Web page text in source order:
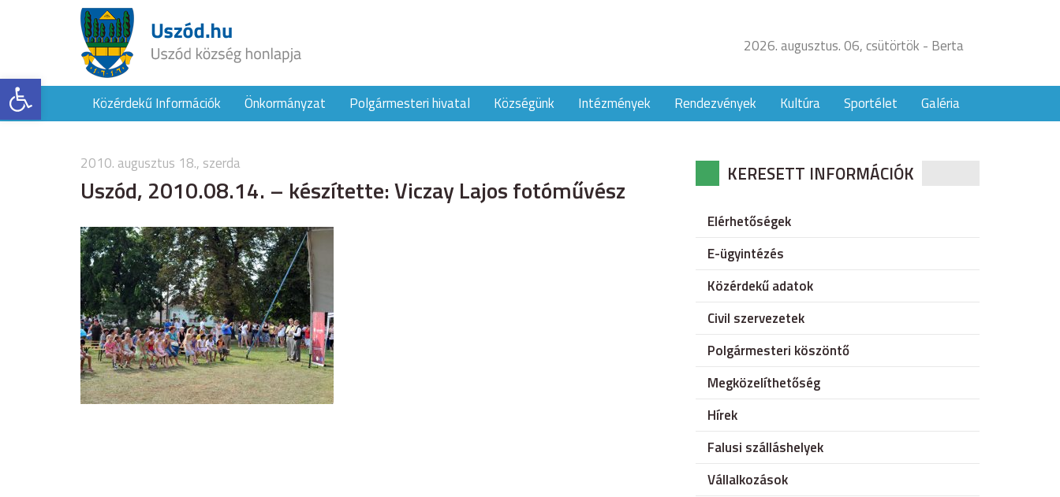
Eszköztár megnyitása
2026. augusztus. 06, csütörtök - Berta
Közérdekű Információk Önkormányzat Polgármesteri hivatal Községünk Intézmények Rendezvények Kultúra Sportélet Galéria
2010. augusztus 18., szerda
Uszód, 2010.08.14. – készítette: Viczay Lajos fotóművész KERESETT INFORMÁCIÓK
Elérhetőségek
E-ügyintézés
Közérdekű adatok
Civil szervezetek
Polgármesteri köszöntő
Megközelíthetőség
Hírek
Falusi szálláshelyek
Vállalkozások